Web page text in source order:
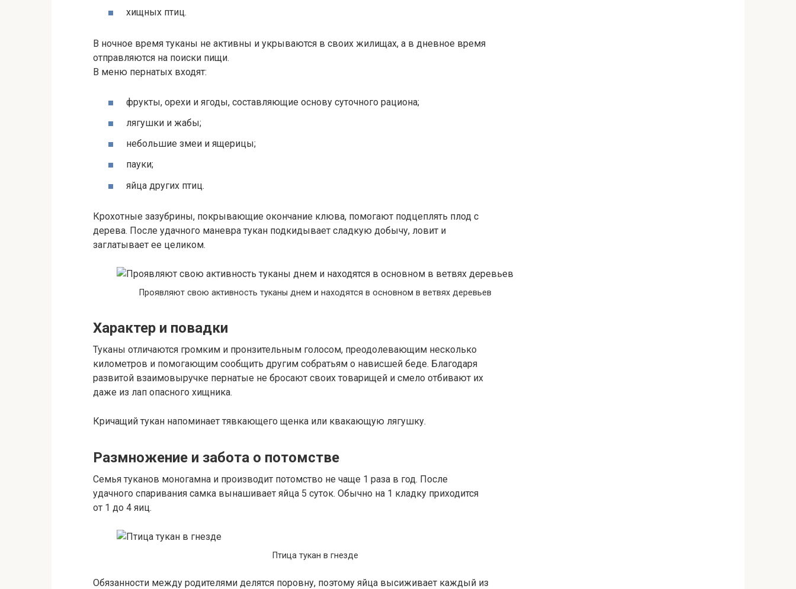
хищных птиц.
В ночное время туканы не активны и укрываются в своих жилищах, а в дневное время
отправляются на поиски пищи.
В меню пернатых входят:
фрукты, орехи и ягоды, составляющие основу суточного рациона;
лягушки и жабы;
небольшие змеи и ящерицы;
пауки;
яйца других птиц.
Крохотные зазубрины, покрывающие окончание клюва, помогают подцеплять плод с
дерева. После удачного маневра тукан подкидывает сладкую добычу, ловит и
заглатывает ее целиком.
Проявляют свою активность туканы днем и находятся в основном в ветвях деревьев
Характер и повадки
Туканы отличаются громким и пронзительным голосом, преодолевающим несколько
километров и помогающим сообщить другим собратьям о нависшей беде. Благодаря
развитой взаимовыручке пернатые не бросают своих товарищей и смело отбивают их
даже из лап опасного хищника.
Кричащий тукан напоминает тявкающего щенка или квакающую лягушку.
Размножение и забота о потомстве
Семья туканов моногамна и производит потомство не чаще 1 раза в год. После
удачного спаривания самка вынашивает яйца 5 суток. Обычно на 1 кладку приходится
от 1 до 4 яиц.
Птица тукан в гнезде
Обязанности между родителями делятся поровну, поэтому яйца высиживает каждый из